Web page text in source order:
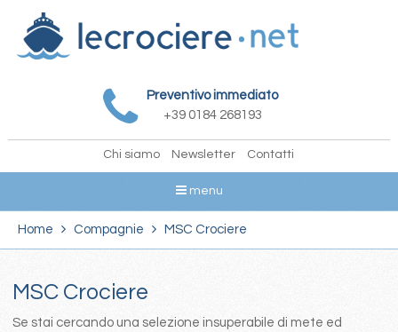
Preventivo immediato
+39 0184 268193
Chi siamo Newsletter Contatti
menu
Home Compagnie MSC Crociere
MSC Crociere
Se stai cercando una selezione insuperabile di mete ed